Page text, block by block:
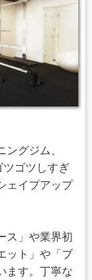
グジム、
ツゴツしすぎ
ェイプアップ
ス」や業界初
ット」や「ブ
ます。丁寧な